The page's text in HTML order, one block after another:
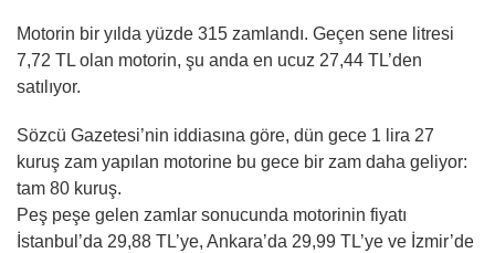
Motorin bir yılda yüzde 315 zamlandı. Geçen sene litresi
7,72 TL olan motorin, şu anda en ucuz 27,44 TL’den
satılıyor.
Sözcü Gazetesi’nin iddiasına göre, dün gece 1 lira 27
kuruş zam yapılan motorine bu gece bir zam daha geliyor:
tam 80 kuruş.
Peş peşe gelen zamlar sonucunda motorinin fiyatı
İstanbul’da 29,88 TL’ye, Ankara’da 29,99 TL’ye ve İzmir’de